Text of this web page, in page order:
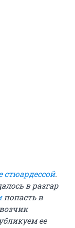
стюардессой.
в разгар
попасть в
ее